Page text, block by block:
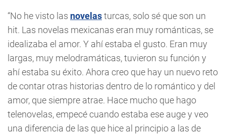
“No he visto las novelasturcas, solo sé que son un
hit. Las novelas mexicanas eran muy románticas, se
idealizaba el amor. Y ahí estaba el gusto. Eran muy
largas, muy melodramáticas, tuvieron su función y
ahí estaba su éxito. Ahora creo que hay un nuevo reto
de contar otras historias dentro de lo romántico y del
amor, que siempre atrae. Hace mucho que hago
telenovelas, empecé cuando estaba ese auge y veo
una diferencia de las que hice al principio a las de